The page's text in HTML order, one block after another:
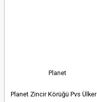
Planet
Planet Zincir Körüğü Pvs Ülker